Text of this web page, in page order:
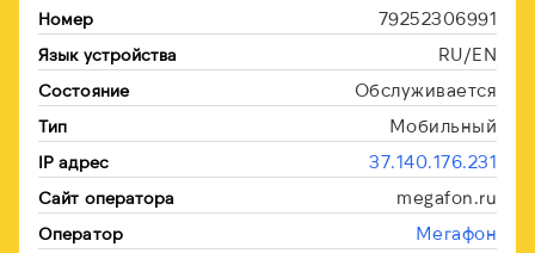
Номер 79252306991
Язык устройства RU/EN
Состояние Обслуживается
Тип Мобильный
IP адрес 37.140.176.231
Сайт оператора megafon.ru
Оператор Мегафон